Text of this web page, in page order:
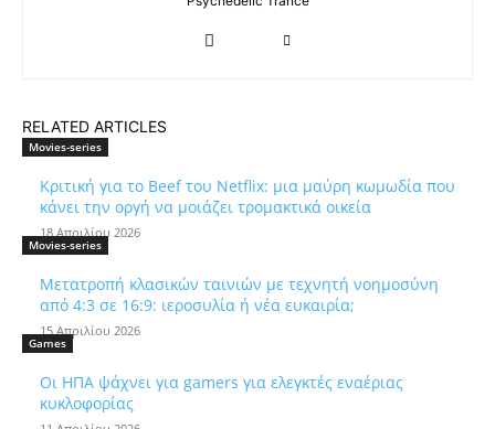
RELATED ARTICLES
Movies-series
Κριτική για το Beef του Netflix: μια μαύρη κωμωδία που
κάνει την οργή να μοιάζει τρομακτικά οικεία
18 Απριλίου 2026
Movies-series
Μετατροπή κλασικών ταινιών με τεχνητή νοημοσύνη
από 4:3 σε 16:9: ιεροσυλία ή νέα ευκαιρία;
15 Απριλίου 2026
Games
Οι ΗΠΑ ψάχνει για gamers για ελεγκτές εναέριας
κυκλοφορίας